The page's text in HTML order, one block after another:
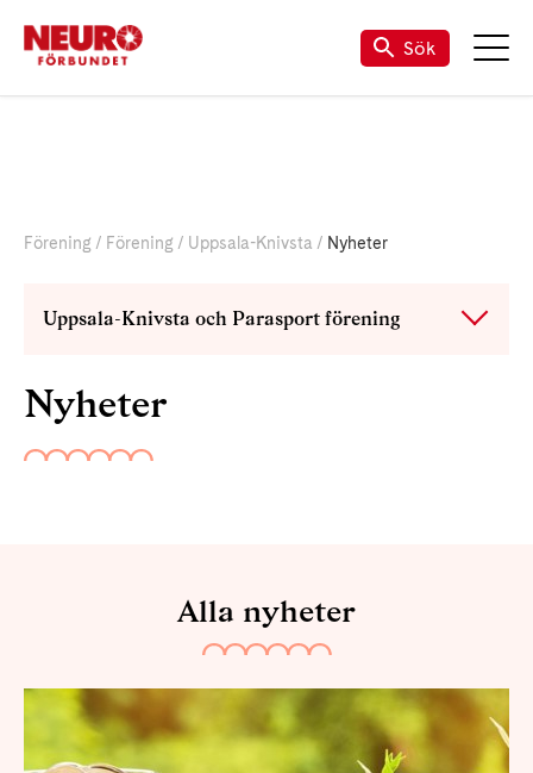
Sök
Förening Förening Uppsala-Knivsta Nyheter
Uppsala-Knivsta och Parasport förening
Nyheter
Alla nyheter